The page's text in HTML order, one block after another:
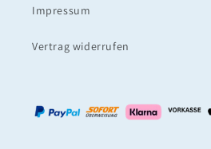
Impressum
Vertrag widerrufen